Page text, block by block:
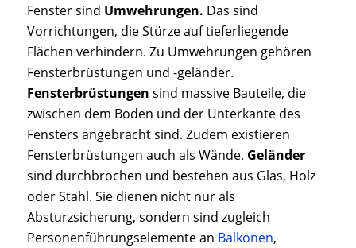
Fenster sind Umwehrungen. Das sind
Vorrichtungen, die Stürze auf tieferliegende
Flächen verhindern. Zu Umwehrungen gehören
Fensterbrüstungen und -geländer.
Fensterbrüstungen sind massive Bauteile, die
zwischen dem Boden und der Unterkante des
Fensters angebracht sind. Zudem existieren
Fensterbrüstungen auch als Wände. Geländer
sind durchbrochen und bestehen aus Glas, Holz
oder Stahl. Sie dienen nicht nur als
Absturzsicherung, sondern sind zugleich
Personenführungselemente an Balkonen,